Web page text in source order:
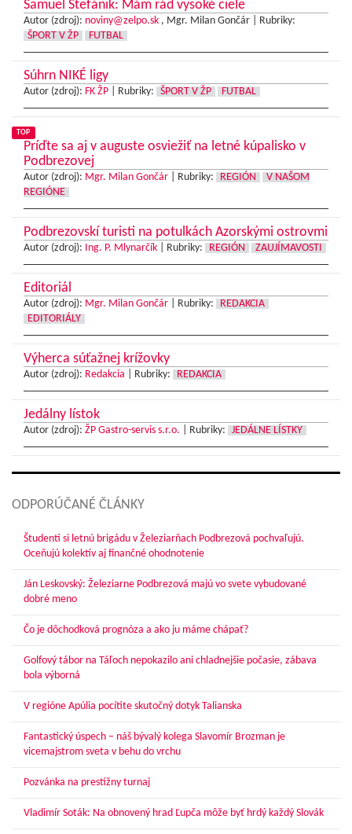
Samuel Štefánik: Mám rád vysoké ciele
Autor (zdroj): noviny@zelpo.sk , Mgr. Milan Gončár |
Rubriky:
ŠPORT V ŽP
FUTBAL
Súhrn NIKÉ ligy
Autor (zdroj): FK ŽP Rubriky: ŠPORT V ŽP FUTBAL
TOP
Príďte sa aj v auguste osviežiť na letné kúpalisko v
Podbrezovej
Autor (zdroj): Mgr. Milan Gončár Rubriky: REGIÓN
V NAŠOM
REGIÓNE
Podbrezovskí turisti na potulkách Azorskými ostrovmi
Autor (zdroj): Ing. P. Mlynarčík Rubriky: REGIÓN ZAUJÍMAVOSTI
Editoriál
Autor (zdroj): Mgr. Milan Gončár Rubriky:
REDAKCIA
EDITORIÁLY
Výherca súťažnej krížovky
Autor (zdroj): Redakcia Rubriky: REDAKCIA
Jedálny lístok
Autor (zdroj): ŽP Gastro-servis s.r.o. Rubriky: JEDÁLNE LÍSTKY
ODPORÚČANÉ ČLÁNKY
Študenti si letnú brigádu v Železiarňach Podbrezová pochvaľujú.
Oceňujú kolektív aj finančné ohodnotenie
Ján Leskovský: Železiarne Podbrezová majú vo svete vybudované
dobré meno
Čo je dôchodková prognóza a ako ju máme chápať?
Golfový tábor na Táľoch nepokazilo ani chladnejšie počasie, zábava
bola výborná
V regióne Apúlia pocítite skutočný dotyk Talianska
Fantastický úspech – náš bývalý kolega Slavomír Brozman je
vicemajstrom sveta v behu do vrchu
Pozvánka na prestížny turnaj
Vladimír Soták: Na obnovený hrad Ľupča môže byť hrdý každý Slovák